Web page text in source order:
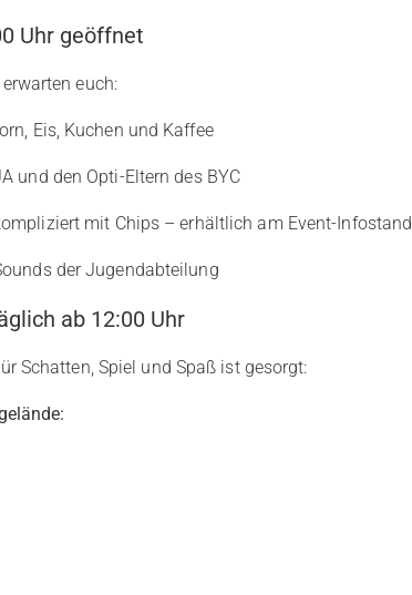
Uhr geöffnet
euch:
Eis, Kuchen und Kaffee
und den Opti-Eltern des BYC
mit Chips – erhältlich am Event-Infostand
der Jugendabteilung
ab 12:00 Uhr
Schatten, Spiel und Spaß ist gesorgt: